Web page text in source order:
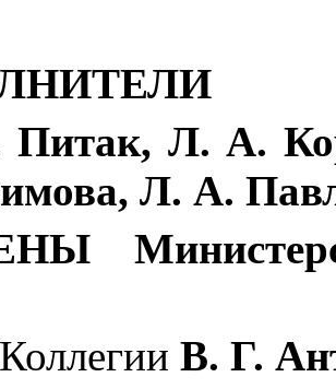
Л. А.
Л. А.
В. Г.